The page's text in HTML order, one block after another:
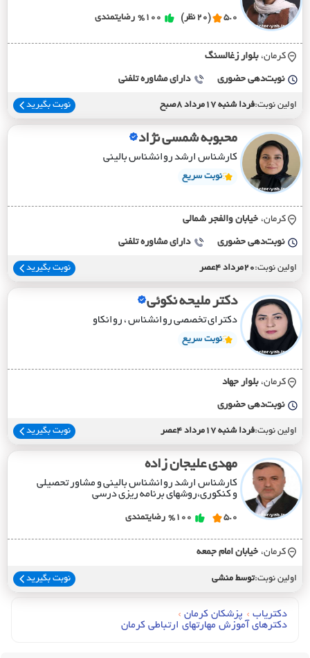
5.0 (20 نظر) %100 رضایتمندی
کرمان، بلوار زغالسنگ
نوبت‌دهی حضوری دارای مشاوره تلفنی
اولین نوبت:فردا شنبه 17مرداد 8صبح نوبت بگیرید
محبوبه شمسی نژاد
کارشناس ارشد روانشناس بالینی
نوبت سریع
کرمان، خيابان والفجر شمالي
نوبت‌دهی حضوری دارای مشاوره تلفنی
اولین نوبت:20مرداد 4عصر نوبت بگیرید
دکتر ملیحه نکوئی
دکترای تخصصی روانشناس ، روانکاو
نوبت سریع
کرمان، بلوار جهاد
نوبت‌دهی حضوری
اولین نوبت:فردا شنبه 17مرداد 4عصر نوبت بگیرید
مهدی علیجان زاده
کارشناس ارشد روانشناس بالینی و مشاور تحصیلی
و کنکوری،روشهای برنامه ریزی درسی
5.0
%100 رضایتمندی
کرمان، خيابان امام جمعه
اولین نوبت:توسط منشی نوبت بگیرید
دکتریاب › پزشکان کرمان ›
دکترهای آموزش مهارتهای ارتباطی کرمان